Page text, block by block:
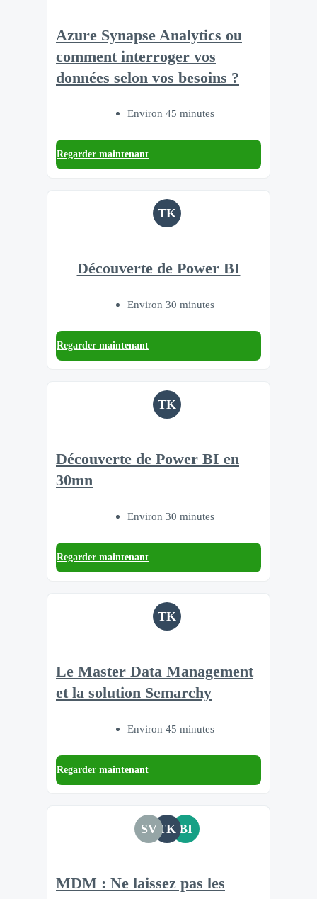
Azure Synapse Analytics ou
comment interroger vos
données selon vos besoins ?
Environ 45 minutes
Regarder maintenant
TK
Découverte de Power BI
Environ 30 minutes
Regarder maintenant
TK
Découverte de Power BI en
30mn
Environ 30 minutes
Regarder maintenant
TK
Le Master Data Management
et la solution Semarchy
Environ 45 minutes
Regarder maintenant
SV TK BI
MDM : Ne laissez pas les